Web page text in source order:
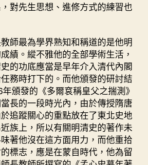
對先生思想、進修方式的練習也
師最為學界熟知和稱道的是他明
績。縱不雅他的全部學術生活，
的功底應當是早年介入清代內閣
務時打下的。而他頒發的研討結
頒發的《多爾袞稱皇父之揣測》
長的一段時光內，由於傳授隋唐
追蹤關心的重點放在了東北史地
族上，所以有關明清史的著作未
著他沒在這方面用力，而他重拾
標志，應是在蒙自時代，他為留